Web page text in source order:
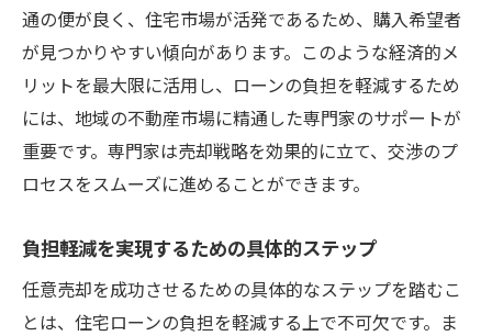
通の便が良く、住宅市場が活発であるため、購入希望者
が見つかりやすい傾向があります。このような経済的メ
リットを最大限に活用し、ローンの負担を軽減するため
には、地域の不動産市場に精通した専門家のサポートが
重要です。専門家は売却戦略を効果的に立て、交渉のプ
ロセスをスムーズに進めることができます。
負担軽減を実現するための具体的ステップ
任意売却を成功させるための具体的なステップを踏むこ
とは、住宅ローンの負担を軽減する上で不可欠です。ま